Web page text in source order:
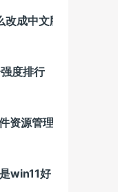
成中文版
度排行
资源管理器Bug 微软
win11好